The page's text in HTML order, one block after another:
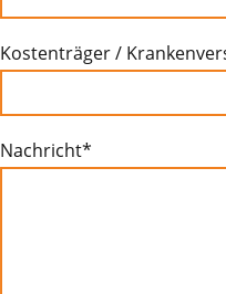
Kostenträger /
Nachricht*